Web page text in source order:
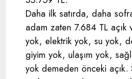
Daha ilk satırda, daha
adam zaten 7.684 TL açık
yok, elektrik yok, su yok,
giyim yok, ulaşım yok,
yok demeden önceki açık.